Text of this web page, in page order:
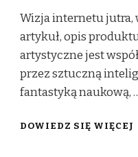
Wizja internetu jutra,
artykuł, opis
artystyczne jest
przez sztuczną
fantastyką naukową,
DOWIEDZ SIĘ WIĘCEJ